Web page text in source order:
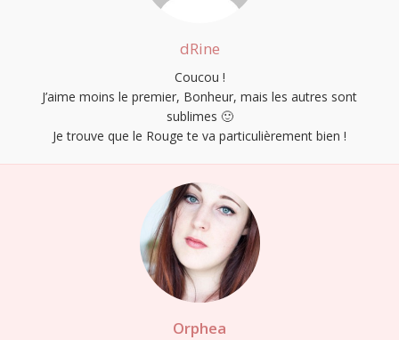
dRine
Coucou !
J’aime moins le premier, Bonheur, mais les autres sont
sublimes 🙂
Je trouve que le Rouge te va particulièrement bien !
Orphea